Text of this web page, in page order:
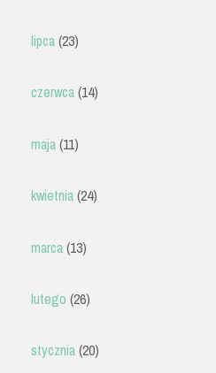
lipca(23)
czerwca(14)
maja(11)
kwietnia(24)
marca(13)
lutego (26)
stycznia(20)